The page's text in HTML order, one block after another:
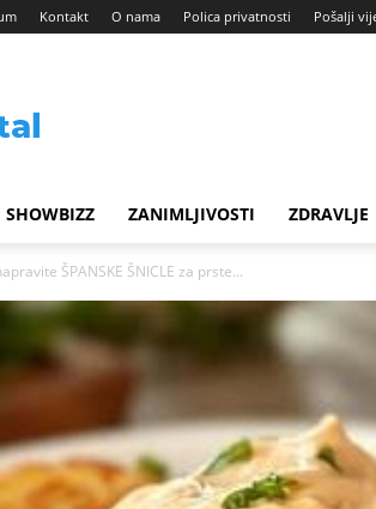
Kontakt O nama Polica privatnosti Pošalji
SHOWBIZZ ZANIMLJIVOSTI ZDRAVLJE
ŠPANSKE ŠNICLE za prste...